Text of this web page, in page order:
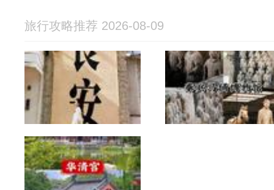
旅行攻略推荐 2026-08-09